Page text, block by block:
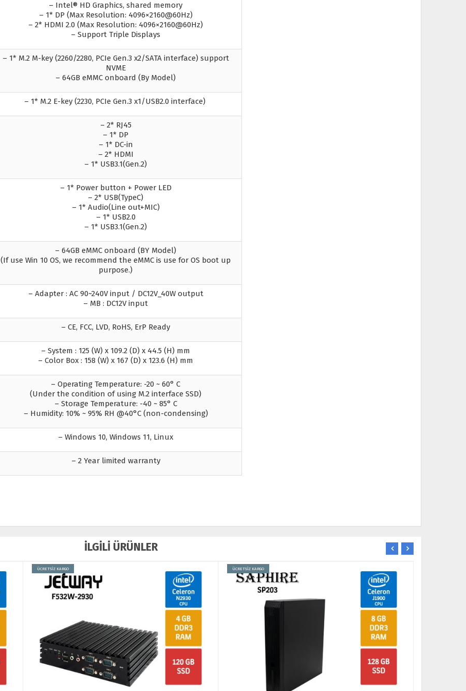
– Intel® HD Graphics, shared memory
– 1* DP (Max Resolution: 4096×2160@60Hz)
– 2* HDMI 2.0 (Max Resolution: 4096×2160@60Hz)
– Support Triple Displays
– 1* M.2 M-key (2260/2280, PCIe Gen.3 x2/SATA interface) support
NVME
– 64GB eMMC onboard (By Model)
– 1* M.2 E-key (2230, PCIe Gen.3 x1/USB2.0 interface)
– 2* RJ45
– 1* DP
– 1* DC-in
– 2* HDMI
– 1* USB3.1(Gen.2)
– 1* Power button + Power LED
– 2* USB(TypeC)
– 1* Audio(Line out+MIC)
– 1* USB2.0
– 1* USB3.1(Gen.2)
– 64GB eMMC onboard (BY Model)
(If use Win 10 OS, we recommend the eMMC is use for OS boot up
purpose.)
– Adapter : AC 90~240V input / DC12V_40W output
– MB : DC12V input
– CE, FCC, LVD, RoHS, ErP Ready
– System : 125 (W) x 109.2 (D) x 44.5 (H) mm
– Color Box : 158 (W) x 167 (D) x 123.6 (H) mm
– Operating Temperature: -20 ~ 60° C
(Under the condition of using M.2 interface SSD)
– Storage Temperature: -40 ~ 85° C
– Humidity: 10% ~ 95% RH @40°C (non-condensing)
– Windows 10, Windows 11, Linux
– 2 Year limited warranty
İLGİLİ ÜRÜNLER
ÜCRETSİZ KARGO ÜCRETSİZ KARGO